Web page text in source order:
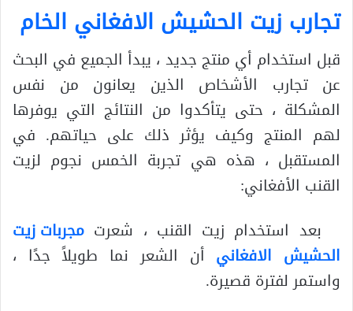
تجارب زيت الحشيش الافغاني الخام
قبل استخدام أي منتج جديد ، يبدأ الجميع في البحث
عن تجارب الأشخاص الذين يعانون من نفس
المشكلة ، حتى يتأكدوا من النتائج التي يوفرها
لهم المنتج وكيف يؤثر ذلك على حياتهم. في
المستقبل ، هذه هي تجربة الخمس نجوم لزيت
القنب الأفغاني:
بعد استخدام زيت القنب ، شعرت مجربات زيت
الحشيش الافغاني أن الشعر نما طويلاً جدًا ،
واستمر لفترة قصيرة.